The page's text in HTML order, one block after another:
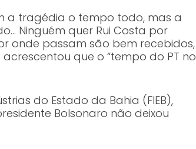
a tragédia o tempo todo, mas a
Ninguém quer Rui Costa por
onde passam são bem recebidos,
que o “tempo do PT no
do Estado da Bahia (FIEB),
Bolsonaro não deixou